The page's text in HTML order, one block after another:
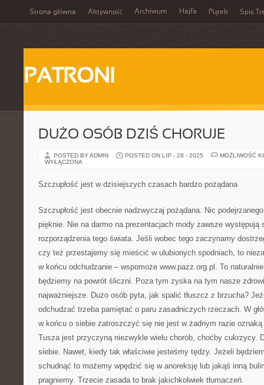
Strona główna Aktywność Archiwum Hajfa Piątek Spis
PATRONI
DUŻO OSÓB DZIŚ CHORUJE
POSTED BY ADMIN POSTED ON LIP - 28 - 2025
MOŻLIWOŚĆ
WYŁĄCZONA
Szczupłość jest w dzisiejszych czasach bardzo pożądana
Szczupłość jest obecnie nadzwyczaj pożądana. Nic
pięknie. Nie na darmo na prezentacjach mody zawsze występują
rozporządzenia tego świata. Jeśli wobec tego zaczynamy
czy też przestajemy się mieścić w ulubionych spodniach, to
w końcu odchudzanie – wspomoże www.pazz.org.pl. To
będziemy na powrót śliczni. Poza tym zyska na tym nasze
najważniejsze. Dużo osób pyta, jak spalić tłuszcz z brzucha?
odchudzać trzeba pamiętać o paru zasadniczych rzeczach. W
w końcu o siebie zatroszczyć się nie jest w żadnym razie
Tusza jest przyczyną niezwykle wielu chorób, choćby cukrzycy.
siebie. Nawet, kiedy tak właściwie jesteśmy tędzy. Jeżeli
schudnąć to możemy wpędzić się w anoreksję lub jakąś inną
pragniemy. Trzecie zasada to brak jakichkolwiek tłumaczeń.